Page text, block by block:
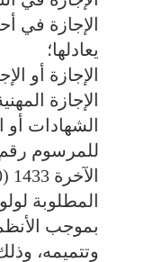
الإجازة في
يعادلها؛
الإجازة أو
الإجازة
الشهادات أو
المطلوبة
بموجب
وتتميمه،